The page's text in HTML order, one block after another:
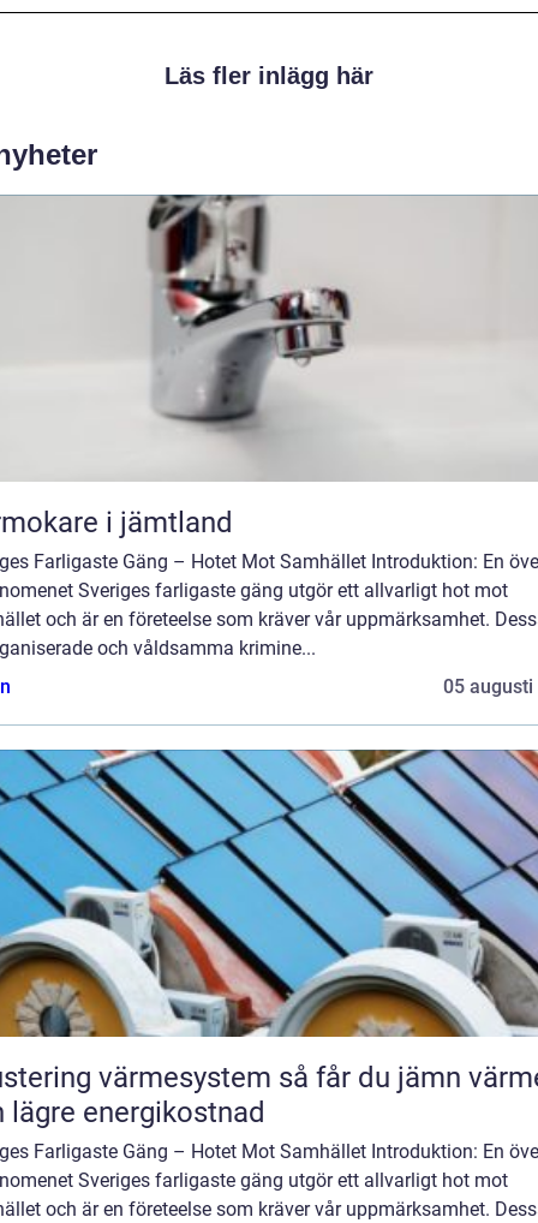
Läs fler inlägg här
i jämtland
Farligaste Gäng – Hotet Mot Samhället Introduktion: En
Sveriges farligaste gäng utgör ett allvarligt hot mot
och är en företeelse som kräver vår uppmärksamhet.
och våldsamma krimine...
05 augusti
värmesystem så får du jämn värme
lägre energikostnad
Farligaste Gäng – Hotet Mot Samhället Introduktion: En
Sveriges farligaste gäng utgör ett allvarligt hot mot
och är en företeelse som kräver vår uppmärksamhet.